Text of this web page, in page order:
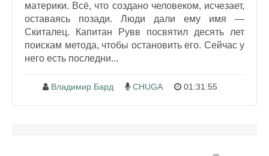
материки. Всё, что создано человеком, исчезает,
оставаясь позади. Люди дали ему имя —
Скиталец. Капитан Рувв посвятил десять лет
поискам метода, чтобы остановить его. Сейчас у
него есть последни...
Владимир Бард CHUGA 01:31:55